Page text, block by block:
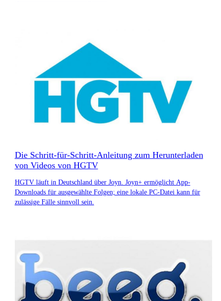
Die Schritt-für-Schritt-Anleitung zum Herunterladen
von Videos von HGTV
HGTV läuft in Deutschland über Joyn. Joyn+ ermöglicht App-
Downloads für ausgewählte Folgen; eine lokale PC-Datei kann für
zulässige Fälle sinnvoll sein.